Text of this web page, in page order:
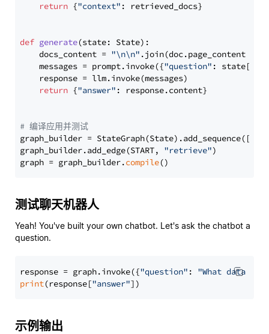
return {"context" : retrieved_docs}
def generate(state: State):
    docs_content =
"\n\n" .join(doc.page_content
    messages = prompt.invoke({
"question" : state[
    response = llm.invoke(messages)
return {"answer" : response.content}
# 编译应用并测试
graph_builder =
graph_builder.add_edge(START, "retrieve")
graph = graph_builder.compile
测试聊天机器人
Yeah! You've built your own chatbot. Let's ask the chatbot a
question.
response = graph.invoke({"question" : "What data
print(response["answer"
示例输出